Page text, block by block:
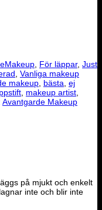
För läppar, Just
Vanliga makeup
makeup bästa ej
makeup artist
Avantgarde Makeup
på mjukt och enkelt
inte och blir inte